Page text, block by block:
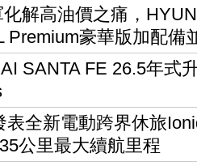
解高油價之痛，
Premium豪華版加配備
SANTA FE 26.5年式
表全新電動跨界休旅
公里最大續航里程